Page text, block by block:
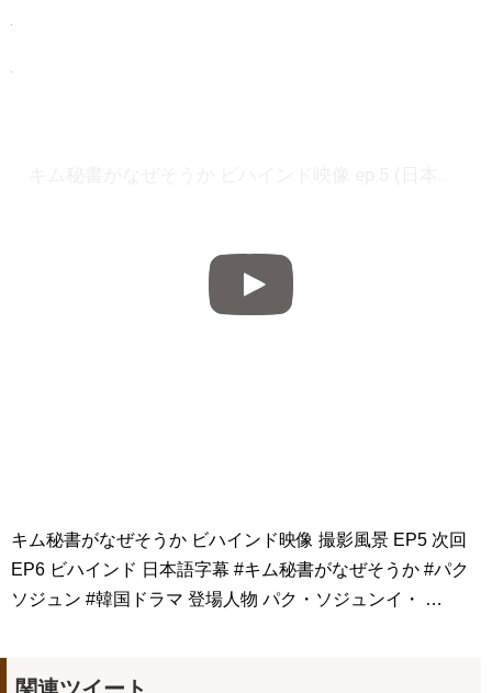
キム秘書がなぜそうか ビハインド映像 撮影風景 EP5 次回
EP6 ビハインド 日本語字幕 #キム秘書がなぜそうか #パク
ソジュン #韓国ドラマ 登場人物 パク・ソジュンイ・ …